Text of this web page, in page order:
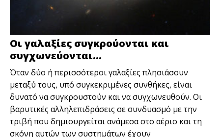
Οι γαλαξίες συγκρούονται και
συγχωνεύονται…
Όταν δύο ή περισσότεροι γαλαξίες πλησιάσουν
μεταξύ τους, υπό συγκεκριμένες συνθήκες, είναι
δυνατό να συγκρουστούν και να συγχωνευθούν. Οι
βαρυτικές αλληλεπιδράσεις σε συνδυασμό με την
τριβή που δημιουργείται ανάμεσα στο αέριο και τη
σκόνη αυτών των συστημάτων έχουν